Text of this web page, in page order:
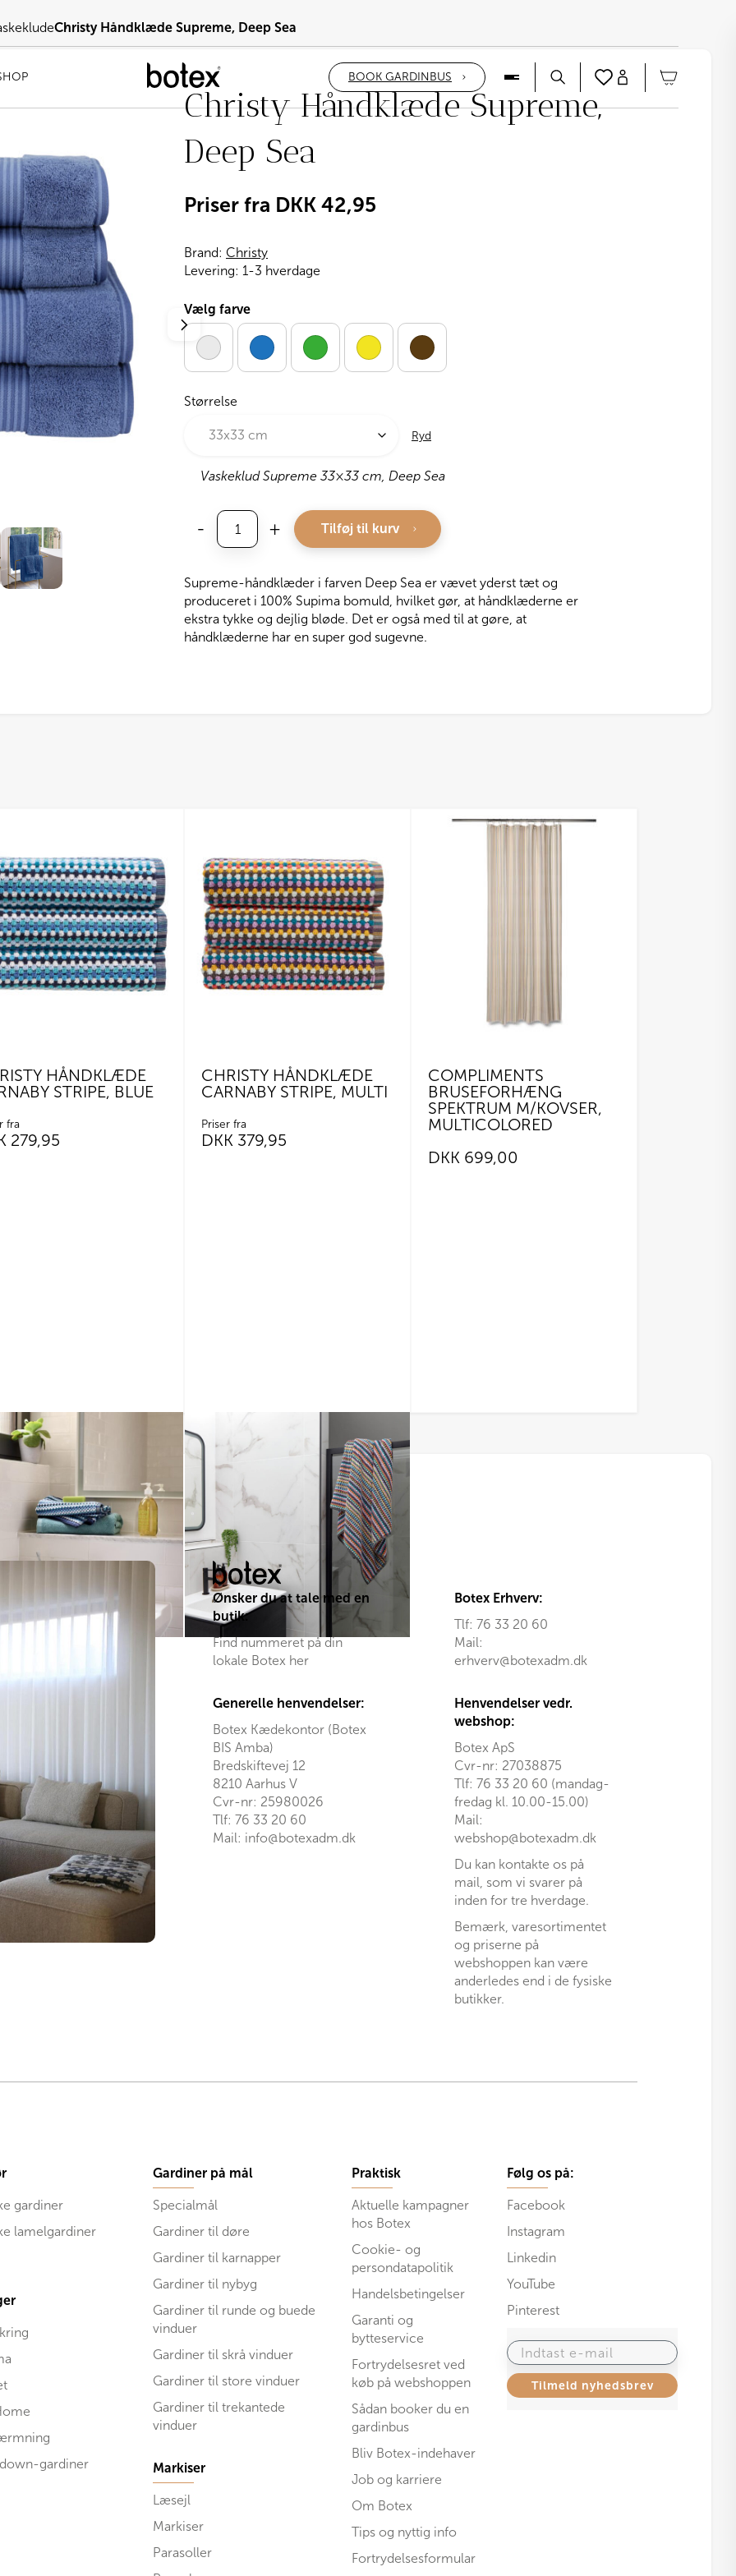
BOOK GARDINBUS
Christy Håndklæde Supreme, Deep Sea
Christy Håndklæde Supreme,
Deep Sea
Priser fra DKK 42,95
Brand: Christy
Levering: 1-3 hverdage
Supreme-håndklæder i farven Deep Sea er vævet yderst tæt og
produceret i 100% Supima bomuld, hvilket gør, at håndklæderne er
ekstra tykke og dejlig bløde. Det er også med til at gøre, at
håndklæderne har en super god sugevne.
Vælg farve
Størrelse
Ryd
Vaskeklud Supreme 33×33 cm, Deep Sea
-
Christy
Håndklæde
Sea
antal
+ Tilføj til kurv
HÅNDKLÆDE
STRIPE, BLUE
fra
279,95
CHRISTY HÅNDKLÆDE
CARNABY STRIPE, MULTI
Priser fra
DKK 379,95
vare
har
varianter.
Mulighederne
kan
vælges
på
varesiden
COMPLIMENTS
BRUSEFORHÆNG
SPEKTRUM M/KOVSER,
MULTICOLORED
DKK 699,00
Ønsker du at tale med en
butik:
Find nummeret på din
lokale Botex her
Botex Erhverv:
Tlf: 76 33 20 60
Mail:
erhverv@botexadm.dk
Generelle henvendelser:
Botex Kædekontor (Botex
BIS Amba)
Bredskiftevej 12
8210 Aarhus V
Cvr-nr: 25980026
Tlf: 76 33 20 60
Mail: info@botexadm.dk
Henvendelser vedr.
webshop:
Botex ApS
Cvr-nr: 27038875
Tlf: 76 33 20 60 (mandag-
fredag kl. 10.00-15.00)
Mail:
webshop@botexadm.dk
Du kan kontakte os på
mail, som vi svarer på
inden for tre hverdage.
Bemærk, varesortimentet
og priserne på
webshoppen kan være
anderledes end i de fysiske
butikker.
gardiner
lamelgardiner
gardiner
Gardiner på mål
Specialmål
Gardiner til døre
Gardiner til karnapper
Gardiner til nybyg
Gardiner til runde og buede
vinduer
Gardiner til skrå vinduer
Gardiner til store vinduer
Gardiner til trekantede
vinduer
Markiser
Læsejl
Markiser
Parasoller
Praktisk
Aktuelle kampagner
hos Botex
Cookie- og
persondatapolitik
Handelsbetingelser
Garanti og
bytteservice
Fortrydelsesret ved
køb på webshoppen
Sådan booker du en
gardinbus
Bliv Botex-indehaver
Job og karriere
Om Botex
Tips og nyttig info
Fortrydelsesformular
Følg os på:
Facebook
Instagram
Linkedin
YouTube
Pinterest
Indtast e-mail
Tilmeld nyhedsbrev